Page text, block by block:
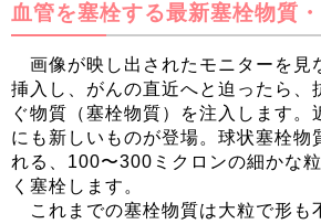
血管を塞栓する最新塞栓物質
画像が映し出されたモニターを見
挿入し、がんの直近へと迫ったら、
ぐ物質（塞栓物質）を注入します。
にも新しいものが登場。球状塞栓物
れる、100〜300ミクロンの細かな
く塞栓します。
これまでの塞栓物質は大粒で形も